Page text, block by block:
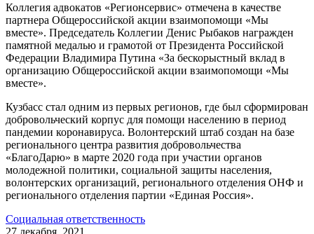
Коллегия адвокатов «Регионсервис» отмечена в качестве
партнера Общероссийской акции взаимопомощи «Мы
вместе». Председатель Коллегии Денис Рыбаков награжден
памятной медалью и грамотой от Президента Российской
Федерации Владимира Путина «За бескорыстный вклад в
организацию Общероссийской акции взаимопомощи «Мы
вместе».
Кузбасс стал одним из первых регионов, где был сформирован
добровольческий корпус для помощи населению в период
пандемии коронавируса. Волонтерский штаб создан на базе
регионального центра развития добровольчества
«БлагоДарю» в марте 2020 года при участии органов
молодежной политики, социальной защиты населения,
волонтерских организаций, регионального отделения ОНФ и
регионального отделения партии «Единая Россия».
Социальная ответственность
27 декабря, 2021